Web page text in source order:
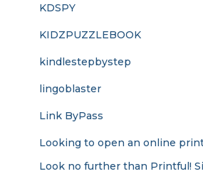
KDSPY
KIDZPUZZLEBOOK
kindlestepbystep
lingoblaster
Link ByPass
Looking to open an online
Look no further than Printful!